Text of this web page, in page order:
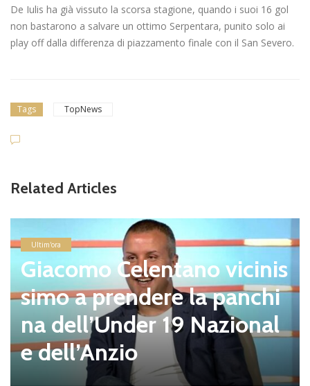
De Iulis ha già vissuto la scorsa stagione, quando i suoi 16 gol
non bastarono a salvare un ottimo Serpentara, punito solo ai
play off dalla differenza di piazzamento finale con il San Severo.
Tags TopNews
Related Articles
Ultim'ora
Giacomo Celentano vicinis
simo a prendere la panchi
na dell’Under 19 Nazional
e dell’Anzio